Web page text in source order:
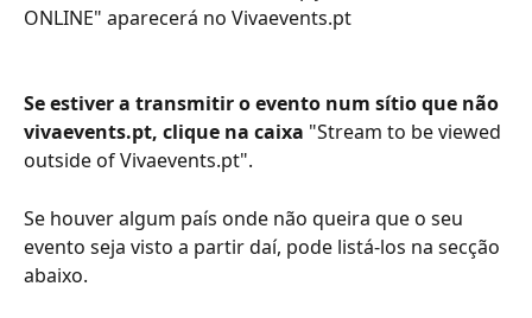
ONLINE" aparecerá no Vivaevents.pt
Se estiver a transmitir o evento num sítio que não
vivaevents.pt, clique na caixa "Stream to be viewed
outside of Vivaevents.pt".
Se houver algum país onde não queira que o seu
evento seja visto a partir daí, pode listá-los na secção
abaixo.